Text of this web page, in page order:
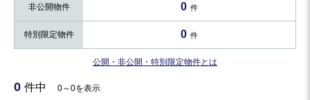
非公開物件 0 件
特別限定物件 0 件
公開・非公開・特別限定物件とは
0 件中 0～0を表示